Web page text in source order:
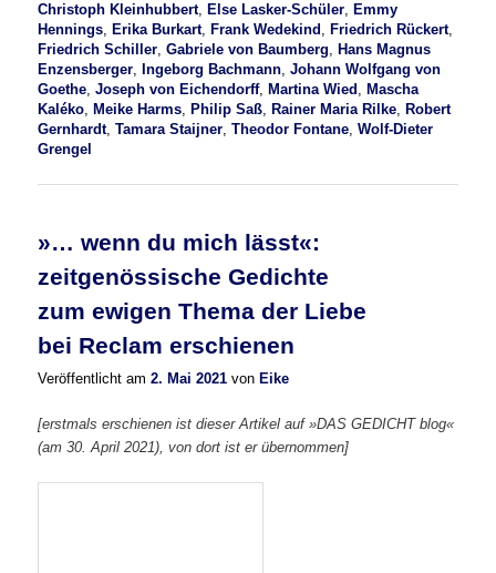
Christoph Kleinhubbert, Else Lasker-Schüler, Emmy
Hennings, Erika Burkart, Frank Wedekind , Friedrich Rückert,
Friedrich Schiller,Gabriele von Baumberg, Hans Magnus
Enzensberger, Ingeborg Bachmann,Johann Wolfgang von
Goethe,Joseph von Eichendorff, Martina Wied , Mascha
Kaléko, Meike Harms, Philip Saß, Rainer Maria Rilke, Robert
Gernhardt,Tamara Staijner,Theodor Fontane,Wolf-Dieter
Grengel
»… wenn du mich lässt«:
zeitgenössische Gedichte
zum ewigen Thema der Liebe
bei Reclam erschienen
Veröffentlicht am2. Mai 2021 von Eike
[erstmals erschienen ist dieser Artikel auf »DAS GEDICHT blog«
(am 30. April 2021), von dort ist er übernommen]